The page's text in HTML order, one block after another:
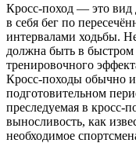
Кросс-поход — это
в себя бег по
интервалами ходьбы.
должна быть в
тренировочного
Кросс-походы обычно
подготовительном
преследуемая в кросс-
выносливость, как
необходимое